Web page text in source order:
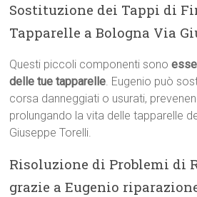
Sostituzione dei Tappi di
Tapparelle a Bologna Via
Questi piccoli componenti sono
delle tue tapparelle. Eugenio può
corsa danneggiati o usurati,
prolungando la vita delle tapparelle
Giuseppe Torelli.
Risoluzione di Problemi di
grazie a Eugenio